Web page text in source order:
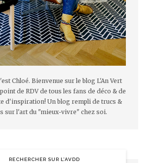
Chloé. Bienvenue sur le blog L'An Vert
de RDV de tous les fans de déco & de
d'inspiration! Un blog rempli de trucs &
sur l'art du "mieux-vivre" chez soi.
RECHERCHER SUR L’AVDD